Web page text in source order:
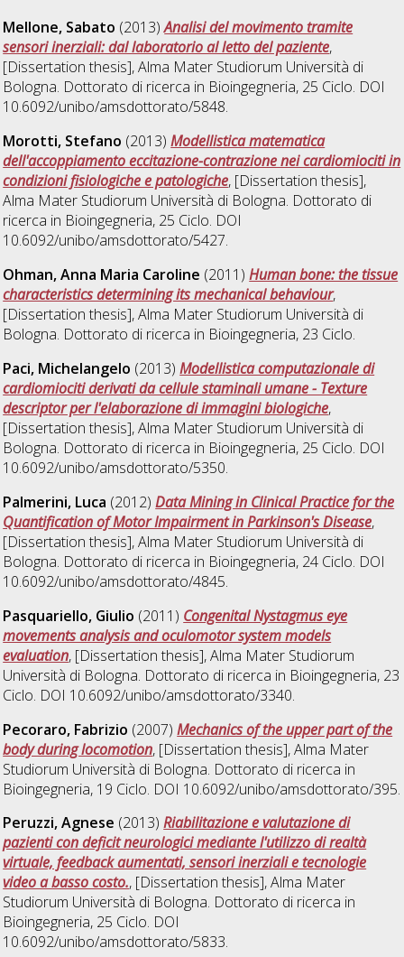
Mellone, Sabato (2013)Analisi del movimento tramite
sensori inerziali: dal laboratorio al letto del paziente,
[Dissertation thesis], Alma Mater Studiorum Università di
Bologna. Dottorato di ricerca in Bioingegneria, 25 Ciclo. DOI
10.6092/unibo/amsdottorato/5848.
Morotti, Stefano (2013)Modellistica matematica
dell'accoppiamento eccitazione-contrazione nei cardiomiociti in
condizioni fisiologiche e patologiche, [Dissertation thesis],
Alma Mater Studiorum Università di Bologna. Dottorato di
ricerca in Bioingegneria, 25 Ciclo. DOI
10.6092/unibo/amsdottorato/5427.
Ohman, Anna Maria Caroline (2011)Human bone: the tissue
characteristics determining its mechanical behaviour,
[Dissertation thesis], Alma Mater Studiorum Università di
Bologna. Dottorato di ricerca in Bioingegneria, 23 Ciclo.
Paci, Michelangelo (2013)Modellistica computazionale di
cardiomiociti derivati da cellule staminali umane - Texture
descriptor per l'elaborazione di immagini biologiche,
[Dissertation thesis], Alma Mater Studiorum Università di
Bologna. Dottorato di ricerca in Bioingegneria, 25 Ciclo. DOI
10.6092/unibo/amsdottorato/5350.
Palmerini, Luca (2012)Data Mining in Clinical Practice for the
Quantification of Motor Impairment in Parkinson's Disease,
[Dissertation thesis], Alma Mater Studiorum Università di
Bologna. Dottorato di ricerca in Bioingegneria, 24 Ciclo. DOI
10.6092/unibo/amsdottorato/4845.
Pasquariello, Giulio (2011) Congenital Nystagmus eye
movements analysis and oculomotor system models
evaluation, [Dissertation thesis], Alma Mater Studiorum
Università di Bologna. Dottorato di ricerca in Bioingegneria, 23
Ciclo. DOI 10.6092/unibo/amsdottorato/3340.
Pecoraro, Fabrizio (2007)Mechanics of the upper part of the
body during locomotion, [Dissertation thesis], Alma Mater
Studiorum Università di Bologna. Dottorato di ricerca in
Bioingegneria, 19 Ciclo. DOI 10.6092/unibo/amsdottorato/395.
Peruzzi, Agnese (2013)Riabilitazione e valutazione di
pazienti con deficit neurologici mediante l'utilizzo di realtà
virtuale, feedback aumentati, sensori inerziali e tecnologie
video a basso costo., [Dissertation thesis], Alma Mater
Studiorum Università di Bologna. Dottorato di ricerca in
Bioingegneria, 25 Ciclo. DOI
10.6092/unibo/amsdottorato/5833.